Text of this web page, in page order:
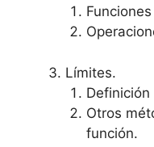
Límites.
Otros
función.